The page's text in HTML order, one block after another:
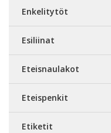
Enkelitytöt
Esiliinat
Eteisnaulakot
Eteispenkit
Etiketit